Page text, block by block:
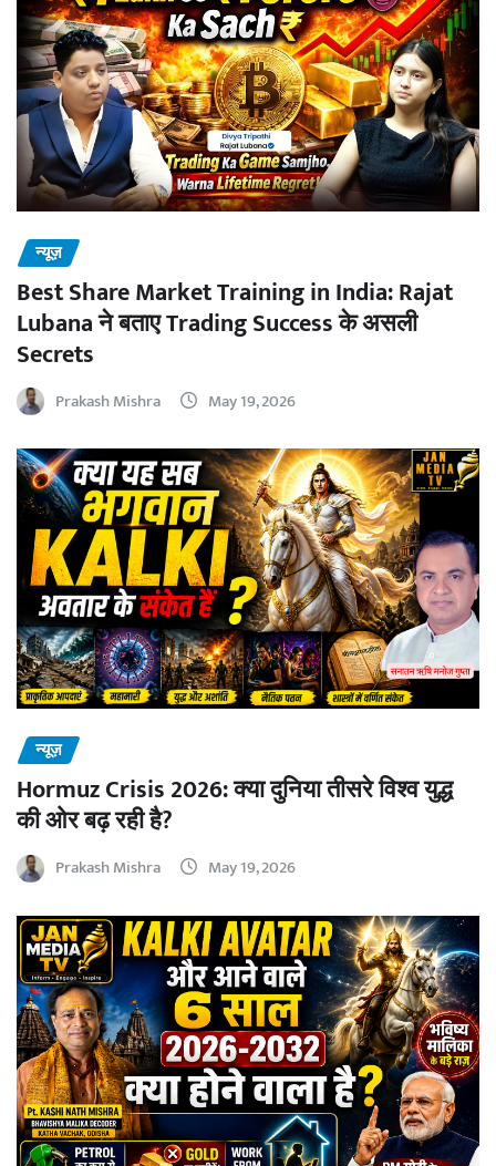
न्यूज़
Best Share Market Training in India: Rajat
Lubana ने बताए Trading Success के असली
Secrets
Prakash Mishra May 19, 2026
न्यूज़
Hormuz Crisis 2026: क्या दुनिया तीसरे विश्व युद्ध
की ओर बढ़ रही है?
Prakash Mishra May 19, 2026